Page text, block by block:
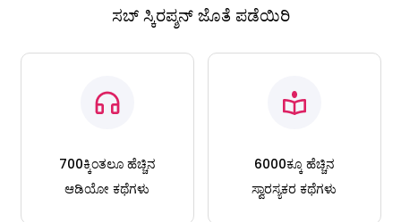
ಸಬ್ ಸ್ಕಿರಪ್ಶನ್ ಜೊತೆ ಪಡೆಯಿರಿ
700ಕ್ಕಿಂತಲೂ ಹೆಚ್ಚಿನ
ಆಡಿಯೋ ಕಥೆಗಳು
6000ಕ್ಕೂ ಹೆಚ್ಚಿನ
ಸ್ವಾರಸ್ಯಕರ ಕಥೆಗಳು